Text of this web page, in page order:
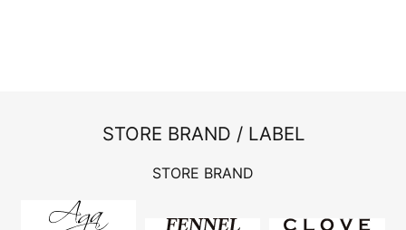
STORE BRAND / LABEL
STORE BRAND